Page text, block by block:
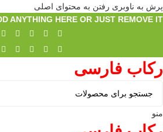
پرش به ناوبری رفتن به محتوای اصلی
ANYTHING HERE OR JUST REMOVE IT…
رکاب فارسی
منو